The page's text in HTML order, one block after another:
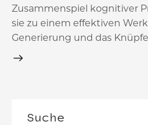
Zusammenspiel kognitiver
sie zu einem effektiven
Generierung und das
Suche